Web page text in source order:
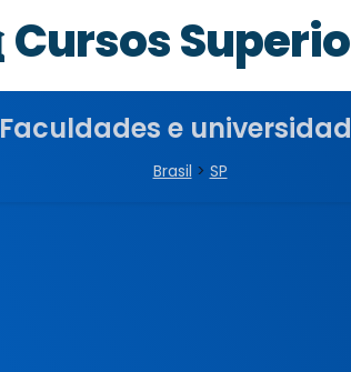
Cursos
Faculdades e
Brasil > SP